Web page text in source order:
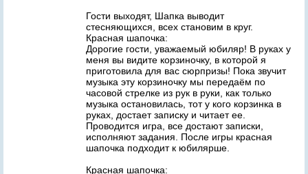
Гости выходят, Шапка выводит
стесняющихся, всех становим в круг.
Красная шапочка:
Дорогие гости, уважаемый юбиляр! В руках у
меня вы видите корзиночку, в которой я
приготовила для вас сюрпризы! Пока звучит
музыка эту корзиночку мы передаём по
часовой стрелке из рук в руки, как только
музыка остановилась, тот у кого корзинка в
руках, достает записку и читает ее.
Проводится игра, все достают записки,
исполняют задания. После игры красная
шапочка подходит к юбилярше.
Красная шапочка: